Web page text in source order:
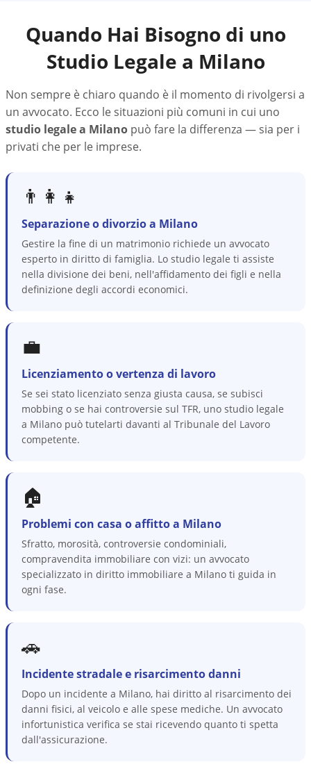
Quando Hai Bisogno di uno
Studio Legale a Milano
Non sempre è chiaro quando è il momento di rivolgersi a
un avvocato. Ecco le situazioni più comuni in cui uno
studio legale a Milano può fare la differenza — sia per i
privati che per le imprese.
👨‍👩‍👧
Separazione o divorzio a Milano
Gestire la fine di un matrimonio richiede un avvocato
esperto in diritto di famiglia. Lo studio legale ti assiste
nella divisione dei beni, nell'affidamento dei figli e nella
definizione degli accordi economici.
💼
Licenziamento o vertenza di lavoro
Se sei stato licenziato senza giusta causa, se subisci
mobbing o se hai controversie sul TFR, uno studio legale
a Milano può tutelarti davanti al Tribunale del Lavoro
competente.
🏠
Problemi con casa o affitto a Milano
Sfratto, morosità, controversie condominiali,
compravendita immobiliare con vizi: un avvocato
specializzato in diritto immobiliare a Milano ti guida in
ogni fase.
🚗
Incidente stradale e risarcimento danni
Dopo un incidente a Milano, hai diritto al risarcimento dei
danni fisici, al veicolo e alle spese mediche. Un avvocato
infortunistica verifica se stai ricevendo quanto ti spetta
dall'assicurazione.